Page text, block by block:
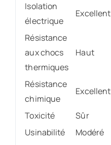
Isolation
électrique
Excellent
Résistance
aux chocs
thermiques
Haut
Résistance
chimique
Excellent
Toxicité Sûr
Usinabilité
Modéré